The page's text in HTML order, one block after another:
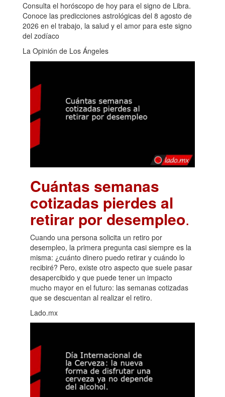
Consulta el horóscopo de hoy para el signo de Libra.
Conoce las predicciones astrológicas del 8 agosto de
2026 en el trabajo, la salud y el amor para este signo
del zodíaco
La Opinión de Los Ángeles
Cuántas semanas
cotizadas pierdes al
retirar por desempleo.
Cuando una persona solicita un retiro por
desempleo, la primera pregunta casi siempre es la
misma: ¿cuánto dinero puedo retirar y cuándo lo
recibiré? Pero, existe otro aspecto que suele pasar
desapercibido y que puede tener un impacto
mucho mayor en el futuro: las semanas cotizadas
que se descuentan al realizar el retiro.
Lado.mx